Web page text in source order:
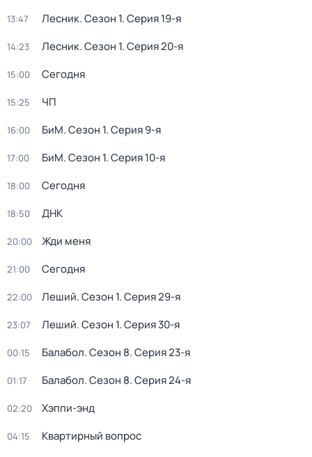
13:47 Лесник. Сезон 1. Серия 19-я
14:23 Лесник. Сезон 1. Серия 20-я
15:00 Сегодня
15:25 ЧП
16:00 БиМ. Сезон 1. Серия 9-я
17:00 БиМ. Сезон 1. Серия 10-я
18:00 Сегодня
18:50 ДНК
20:00 Жди меня
21:00 Сегодня
22:00 Леший. Сезон 1. Серия 29-я
23:07 Леший. Сезон 1. Серия 30-я
00:15 Балабол. Сезон 8. Серия 23-я
01:17 Балабол. Сезон 8. Серия 24-я
02:20 Хэппи-энд
04:15 Квартирный вопрос